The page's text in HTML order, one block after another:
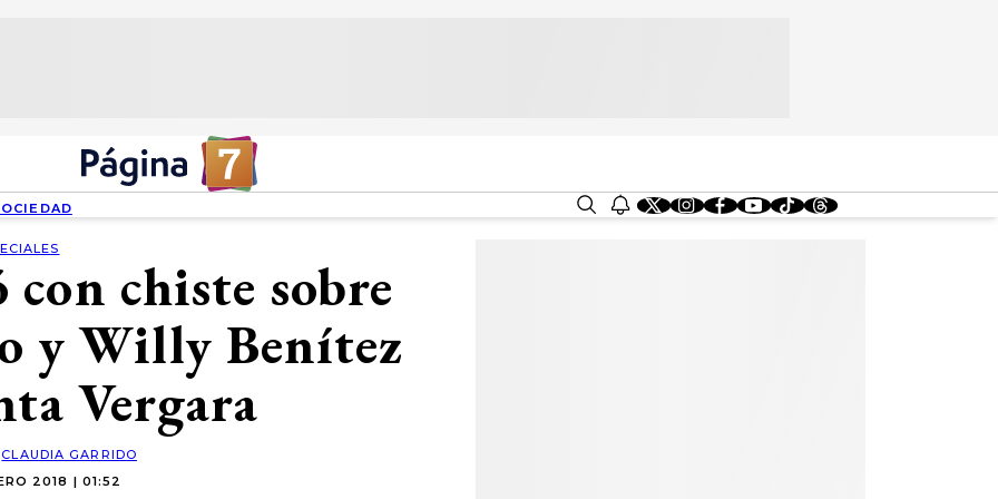
chiste sobre
y Willy Benítez
Vergara
CLAUDIA GARRIDO
2018 | 01:52